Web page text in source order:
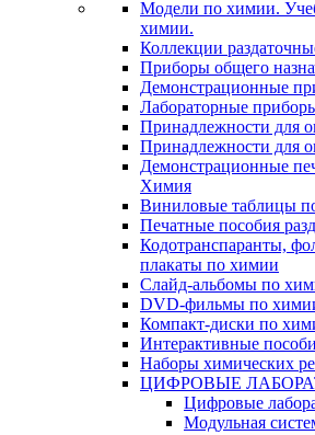
Модели по химии.
химии.
Коллекции
Приборы общего
Демонстрационные
Лабораторные
Принадлежности для
Принадлежности для
Демонстрационные
Химия
Виниловые таблицы
Печатные пособия
Кодотранспаранты,
плакаты по химии
Слайд-альбомы по
DVD-фильмы по
Компакт-диски по
Интерактивные
Наборы химических
ЦИФРОВЫЕ
Цифровые
Модульная